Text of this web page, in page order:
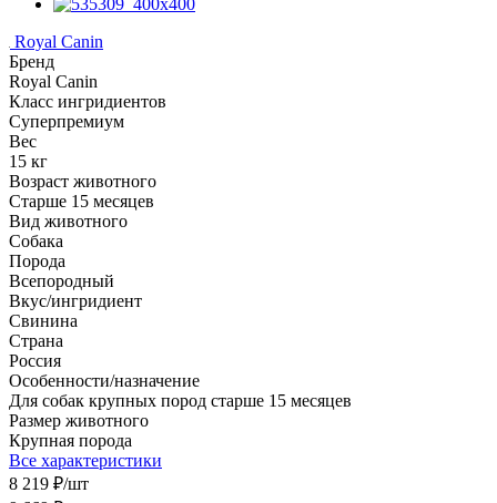
Royal Canin
Бренд
Royal Canin
Класс ингридиентов
Суперпремиум
Вес
15 кг
Возраст животного
Старше 15 месяцев
Вид животного
Собака
Порода
Всепородный
Вкус/ингридиент
Свинина
Страна
Россия
Особенности/назначение
Для собак крупных пород старше 15 месяцев
Размер животного
Крупная порода
Все характеристики
8 219 ₽/шт